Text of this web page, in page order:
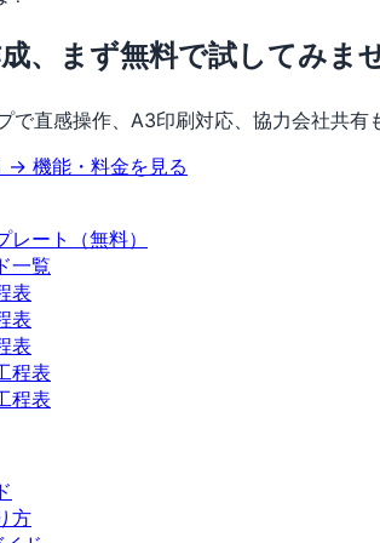
、まず無料で試してみま
で直感操作、A3印刷対応、協力会社共有
→ 機能・料金を見る
レート（無料）
一覧
表
表
表
程表
程表
方